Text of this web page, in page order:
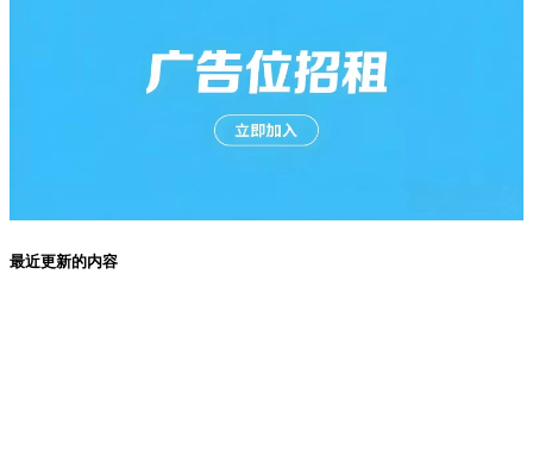
最近更新的内容